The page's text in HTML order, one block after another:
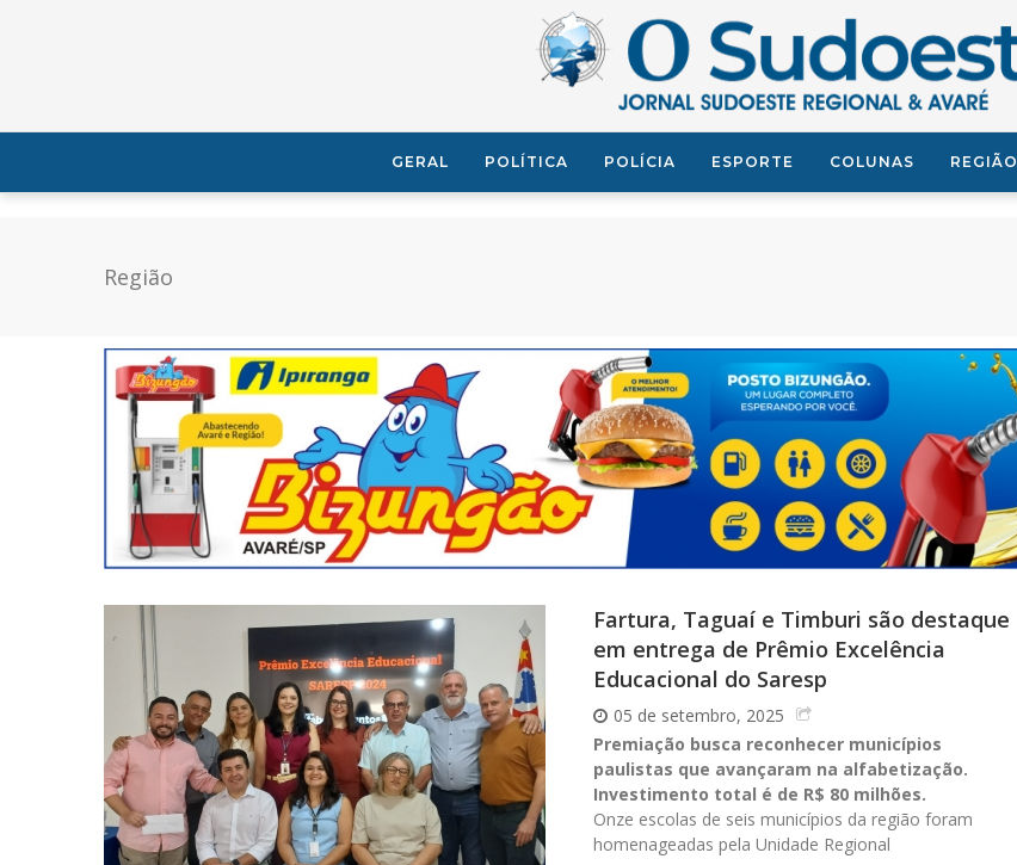
GERAL POLÍTICA POLÍCIA ESPORTE COLUNAS REGIÃO
Região
Fartura, Taguaí e Timburi são destaque
em entrega de Prêmio Excelência
Educacional do Saresp
05 de setembro, 2025
Premiação busca reconhecer municípios
paulistas que avançaram na alfabetização.
Investimento total é de R$ 80 milhões.
Onze escolas de seis municípios da região foram
homenageadas pela Unidade Regional